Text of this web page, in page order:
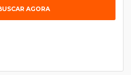
AGORA